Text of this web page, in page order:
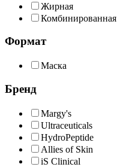
Жирная
Комбинированная
Формат
Маска
Бренд
Margy's
Ultraceuticals
HydroPeptide
Allies of Skin
iS Clinical